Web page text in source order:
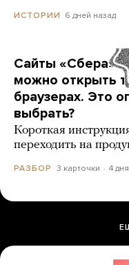
ИСТОРИИ 6 дней назад
Сайты «Сбера» и
можно открыть
браузерах. Это
выбрать?
Короткая
переходить на
РАЗБОР 3 карточки 4